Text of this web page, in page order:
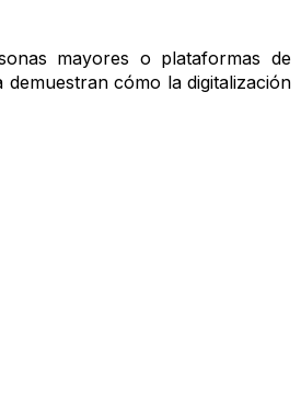
mayores o plataformas de
cómo la digitalización